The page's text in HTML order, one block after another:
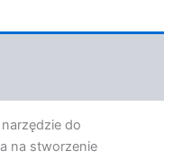
do
na stworzenie